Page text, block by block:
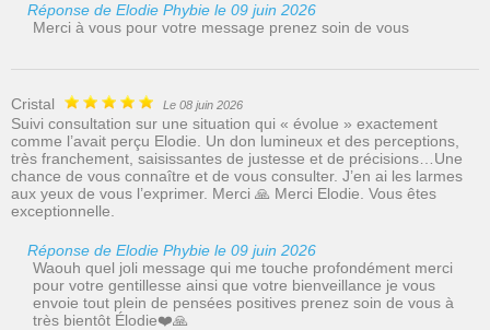
Réponse de Elodie Phybie le 09 juin 2026
Merci à vous pour votre message prenez soin de vous
Cristal Le 08 juin 2026
Suivi consultation sur une situation qui « évolue » exactement
comme l’avait perçu Elodie. Un don lumineux et des perceptions,
très franchement, saisissantes de justesse et de précisions…Une
chance de vous connaître et de vous consulter. J’en ai les larmes
aux yeux de vous l’exprimer. Merci 🙏 Merci Elodie. Vous êtes
exceptionnelle.
Réponse de Elodie Phybie le 09 juin 2026
Waouh quel joli message qui me touche profondément merci
pour votre gentillesse ainsi que votre bienveillance je vous
envoie tout plein de pensées positives prenez soin de vous à
très bientôt Élodie❤️🙏